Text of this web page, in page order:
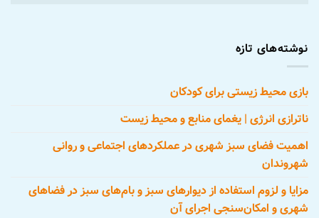
نوشته‌های تازه
بازی محیط زیستی برای کودکان
ناترازی انرژی | یغمای منابع و محیط زیست
اهمیت فضای سبز شهری در عملکردهای اجتماعی و روانی
شهروندان
مزایا و لزوم استفاده از دیوارهای سبز و بام‌های سبز در فضاهای
شهری و امکان‌سنجی اجرای آن